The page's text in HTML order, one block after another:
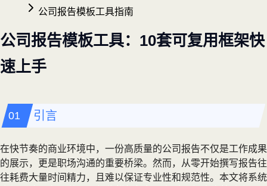
公司报告模板工具指南
公司报告模板工具：10套可复用框架快
速上手
引言
在快节奏的商业环境中，一份高质量的公司报告不仅是工作成果
的展示，更是职场沟通的重要桥梁。然而，从零开始撰写报告往
往耗费大量时间精力，且难以保证专业性和规范性。本文将系统